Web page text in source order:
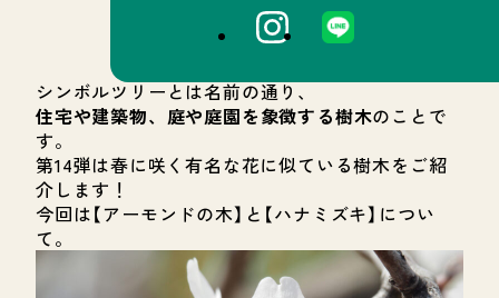
シンボルツリーとは名前の通り、
住宅や建築物、庭や庭園を象徴する樹木のことで
す。
第14弾は春に咲く有名な花に似ている樹木をご紹
介します！
今回は【アーモンドの木】と【ハナミズキ】につい
て。